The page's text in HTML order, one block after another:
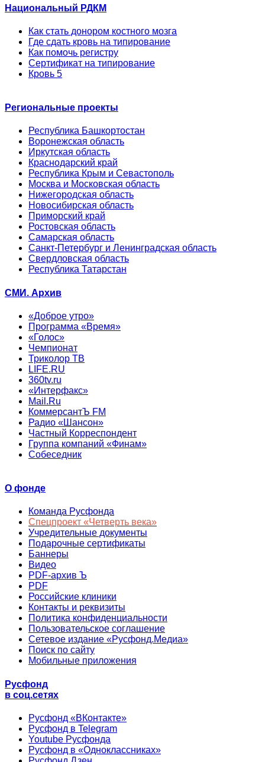
Национальный РДКМ
Как стать донором костного мозга
Где сдать кровь на типирование
Как помочь регистру
Сертификат на типирование
Кровь 5
Региональные проекты
Республика Башкортостан
Воронежская область
Иркутская область
Краснодарский край
Республика Крым и Севастополь
Москва и Московская область
Нижегородская область
Новосибирская область
Приморский край
Ростовская область
Самарская область
Санкт-Петербург и Ленинградская область
Свердловская область
Республика Татарстан
СМИ. Архив
«Доброе утро»
Программа «Время»
«Голос»
Чемпионат
Триколор ТВ
LIFE.RU
360tv.ru
«Интерфакс»
Mail.Ru
КоммерсантЪ FM
Радио «Шансон»
Частный Корреспондент
Группа компаний «Финам»
Собеседник
О фонде
Команда Русфонда
Спецпроект «Четверть века»
Учредительные документы
Подарочные сертификаты
Баннеры
Видео
PDF-архив Ъ
PDF
Российские клиники
Контакты и реквизиты
Политика конфиденциальности
Пользовательское соглашение
Сетевое издание «Русфонд.Медиа»
Поиск по сайту
Мобильные приложения
Русфонд
в соц.сетях
Русфонд «ВКонтакте»
Русфонд в Telegram
Youtube Русфонда
Русфонд в «Одноклассниках»